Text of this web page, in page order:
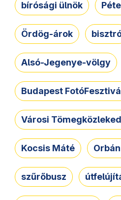
bírósági ülnök
Ördög-árok
Alsó-Jegenye-völgy
Budapest
Városi
Kocsis Máté
szűrőbusz